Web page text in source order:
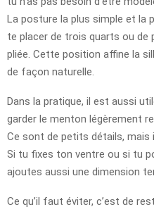
La posture la plus simple et la
te placer de trois quarts ou de
pliée. Cette position affine la
de façon naturelle.
Dans la pratique, il est aussi
garder le menton légèrement
Ce sont de petits détails, mais
Si tu fixes ton ventre ou si tu
ajoutes aussi une dimension
Ce qu’il faut éviter, c’est de